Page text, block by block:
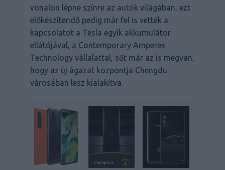
vonalon lépne színre az autók világában, ezt
előkészítendő pedig már fel is vették a
kapcsolatot a Tesla egyik akkumulátor
ellátójával, a Contemporary Amperex
Technology vállalattal, sőt már az is megvan,
hogy az új ágazat központja Chengdu
városában lesz kialakítva.